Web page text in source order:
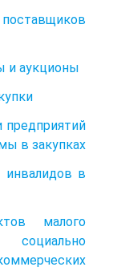
поставщиков
и аукционы
предприятий
в закупках
инвалидов в
малого